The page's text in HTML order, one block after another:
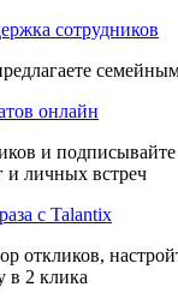
сотрудников
онлайн
и
и личных встреч
с Talantix
откликов,
в 2 клика